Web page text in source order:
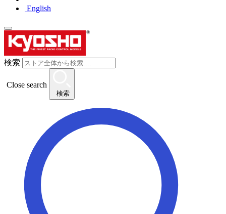
English
検索
Close search
検索